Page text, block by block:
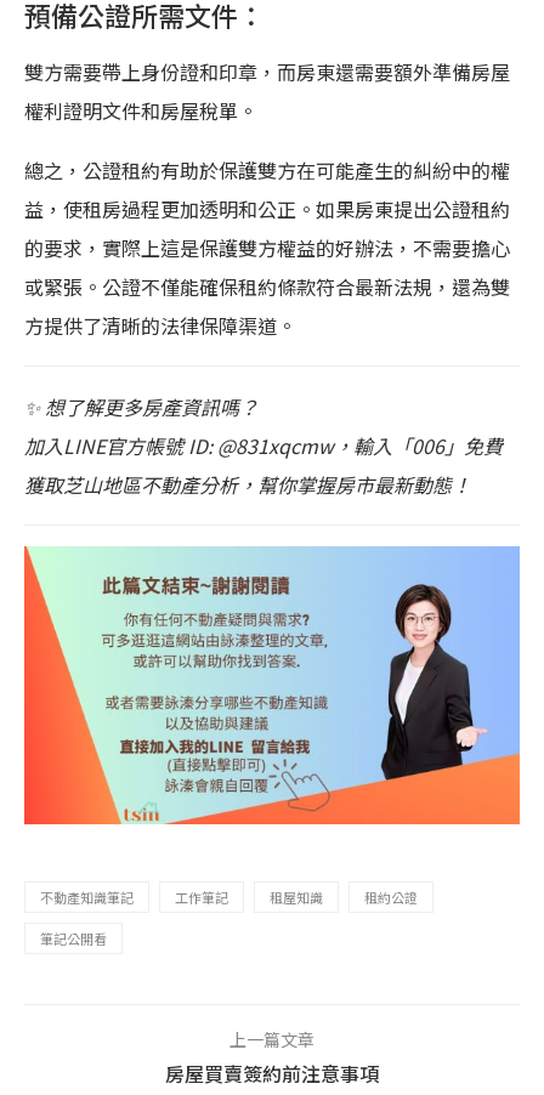
預備公證所需文件：
雙方需要帶上身份證和印章，而房東還需要額外準備房屋
權利證明文件和房屋稅單。
總之，公證租約有助於保護雙方在可能產生的糾紛中的權
益，使租房過程更加透明和公正。如果房東提出公證租約
的要求，實際上這是保護雙方權益的好辦法，不需要擔心
或緊張。公證不僅能確保租約條款符合最新法規，還為雙
方提供了清晰的法律保障渠道。
✨ 想了解更多房產資訊嗎？
加入LINE官方帳號 ID: @831xqcmw，輸入「006」免費
獲取芝山地區不動產分析，幫你掌握房市最新動態！
不動產知識筆記 工作筆記 租屋知識 租約公證
筆記公開看
上一篇文章
房屋買賣簽約前注意事項